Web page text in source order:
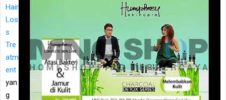
Hair
Los
s
Tre
atm
ent
yan
g